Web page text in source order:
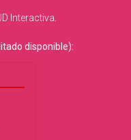
Interactiva
disponible):